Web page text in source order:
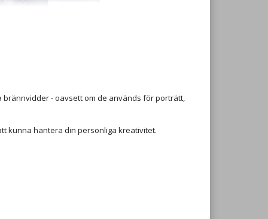
brännvidder - oavsett om de används för porträtt,
kunna hantera din personliga kreativitet.